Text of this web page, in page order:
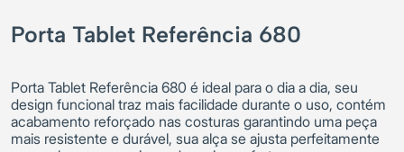
Porta Tablet Referência 680
Porta Tablet Referência 680 é ideal para o dia a dia, seu
design funcional traz mais facilidade durante o uso, contém
acabamento reforçado nas costuras garantindo uma peça
mais resistente e durável, sua alça se ajusta perfeitamente